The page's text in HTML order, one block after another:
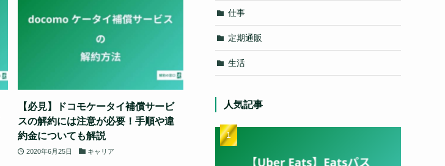
【必見】ドコモケータイ補償サービ
スの解約には注意が必要！手順や違
約金についても解説
2020年6月25日 キャリア
仕事
定期通販
生活
人気記事